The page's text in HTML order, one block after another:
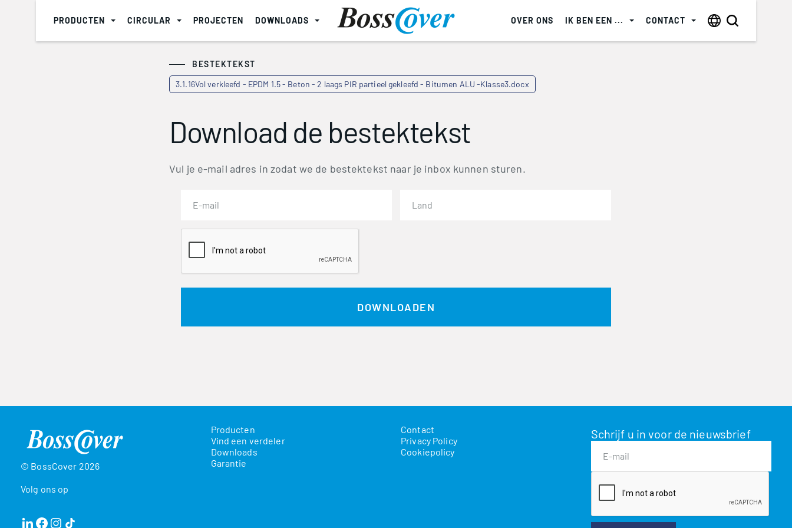
PRODUCTEN CIRCULAR PROJECTEN DOWNLOADS OVER ONS IK BEN EEN ... CONTACT
BESTEKTEKST
3.1.16Vol verkleefd - EPDM 1.5 - Beton - 2 laags PIR partieel gekleefd - Bitumen ALU -Klasse3.docx
Download de bestektekst
Vul je e-mail adres in zodat we de bestektekst naar je inbox kunnen sturen.
© BossCover 2026
Volg ons op
Producten
Vind een verdeler
Downloads
Garantie
Contact
Privacy Policy
Cookiepolicy
Schrijf u in voor de nieuwsbrief